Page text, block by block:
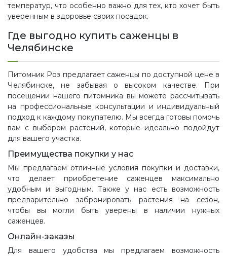
температур, что особенно важно для тех, кто хочет быть
уверенным в здоровье своих посадок.
Где выгодно купить саженцы в
Челябинске
Питомник Роз предлагает саженцы по доступной цене в
Челябинске, не забывая о высоком качестве. При
посещении нашего питомника вы можете рассчитывать
на профессиональные консультации и индивидуальный
подход к каждому покупателю. Мы всегда готовы помочь
вам с выбором растений, которые идеально подойдут
для вашего участка.
Преимущества покупки у нас
Мы предлагаем отличные условия покупки и доставки,
что делает приобретение саженцев максимально
удобным и выгодным. Также у нас есть возможность
предварительно забронировать растения на сезон,
чтобы вы могли быть уверены в наличии нужных
саженцев.
Онлайн-заказы
Для вашего удобства мы предлагаем возможность